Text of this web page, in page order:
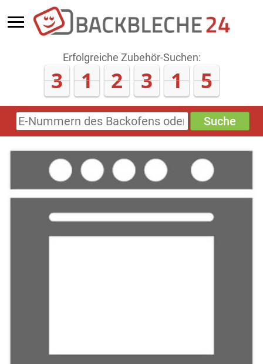
Erfolgreiche Zubehör-Suchen:
3 1 2 3 1 5
E-
Nummern
Sonderzeichen)
Suche